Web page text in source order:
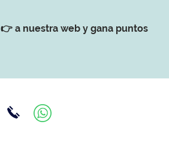
👉 a nuestra web y gana puntos